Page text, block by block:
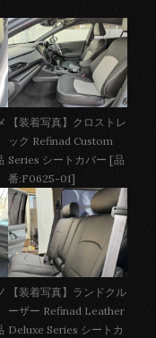
【装着写真】クロストレ
ック Refinad Custom
Series シートカバー [品
番:F0625-01]
【装着写真】ランドクル
ーザー Refinad Leather
Deluxe Series シートカ